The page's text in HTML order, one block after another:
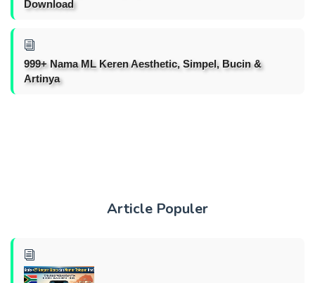
Download
999+ Nama ML Keren Aesthetic, Simpel, Bucin &
Artinya
Article Populer